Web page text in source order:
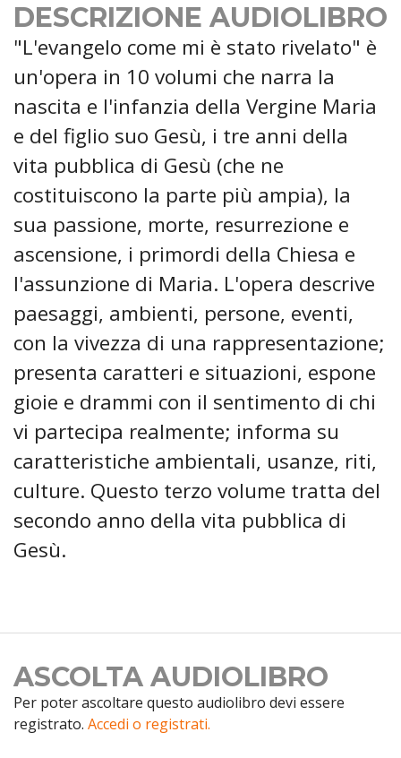
DESCRIZIONE AUDIOLIBRO
"L'evangelo come mi è stato rivelato" è
un'opera in 10 volumi che narra la
nascita e l'infanzia della Vergine Maria
e del figlio suo Gesù, i tre anni della
vita pubblica di Gesù (che ne
costituiscono la parte più ampia), la
sua passione, morte, resurrezione e
ascensione, i primordi della Chiesa e
l'assunzione di Maria. L'opera descrive
paesaggi, ambienti, persone, eventi,
con la vivezza di una rappresentazione;
presenta caratteri e situazioni, espone
gioie e drammi con il sentimento di chi
vi partecipa realmente; informa su
caratteristiche ambientali, usanze, riti,
culture. Questo terzo volume tratta del
secondo anno della vita pubblica di
Gesù.
ASCOLTA AUDIOLIBRO
Per poter ascoltare questo audiolibro devi essere
registrato. Accedi o registrati.